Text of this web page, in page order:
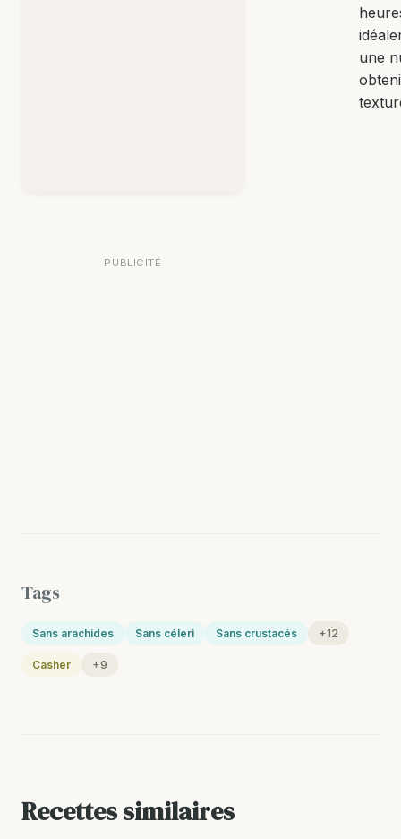
PUBLICITÉ
une
Tags
Sans arachides Sans céleri Sans crustacés +12
Casher +9
Recettes similaires